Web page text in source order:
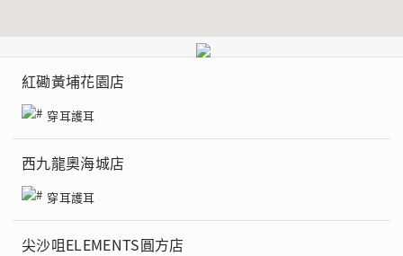
紅磡黃埔花園店
穿耳護耳
西九龍奧海城店
穿耳護耳
尖沙咀ELEMENTS圓方店